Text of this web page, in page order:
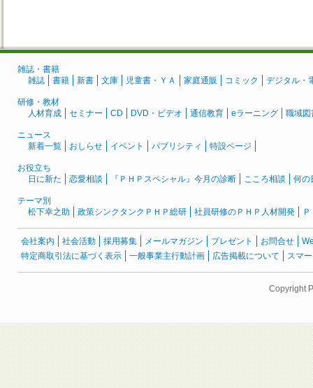
雑誌・書籍
雑誌
書籍 新書 文庫 児童書・ＹＡ 家庭通販 コミック デジタル・
研修・教材
人材育成
セミナー CD DVD・ビデオ 通信教育 eラーニング 職域図
ニュース
新着一覧
おしらせ イベント パブリシティ 特設ページ
お役立ち
日に新た
恋愛相談 『ＰＨＰスペシャル』今月の診断 こころ相談 何の
テーマ別
松下幸之助
政策シンクタンクＰＨＰ総研 社員研修のＰＨＰ人材開発
会社案内 社会活動 採用募集 メールマガジン プレゼント お問合せ
特定商取引法に基づく表示
一般事業主行動計画 広告掲載について スマ
Copyright